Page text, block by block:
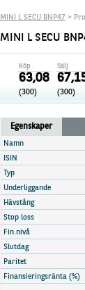
Mini Futures
Unlimited Turbos
Nya produkter
Stoppade &
Utsålda produkter
Nyhestbrev+
Realtidskurser
Knock-plocken
Kunskapscentra+
Hur handlar jag
Marknadsöversikt
Finansiell
MINI L SECU BNP47 >
MINI L SECU
Köp
63,08
(300)
Sälj
(300)
Egenskaper
Namn
ISIN
Typ
Underliggande
Hävstång
Stop loss
Fin.nivå
Slutdag
Paritet
Finansieringsränta (%)